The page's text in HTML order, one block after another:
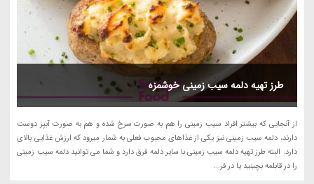
طرز تهیه دلمه سیب زمینی خوشمزه
از آنجایی که بیشتر افراد سیب زمینی را هم به صورت سرخ شده و هم به صورت آبپز دوست
دارند، دلمه سیب زمینی نیز یکی از غذاهای محبوب فعلی به شمار میرود که ارزش غذایی بالای
دارد. البته طرز تهیه دلمه سیب زمینی با سایر دلمه فرق دارد و شما می توانید دلمه سیب زمینی
را در قابلمه بچینید یا در فر...